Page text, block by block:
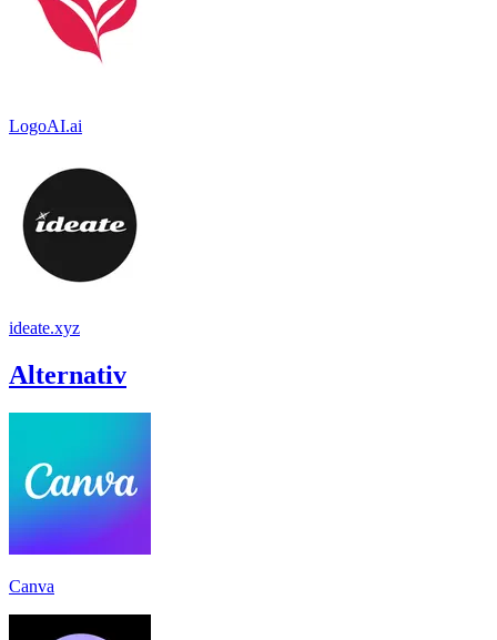
LogoAI.ai
ideate.xyz
Alternativ
Canva